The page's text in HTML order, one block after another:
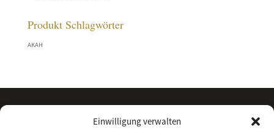
Einwilligung verwalten
Produkt Schlagwörter
AKAH